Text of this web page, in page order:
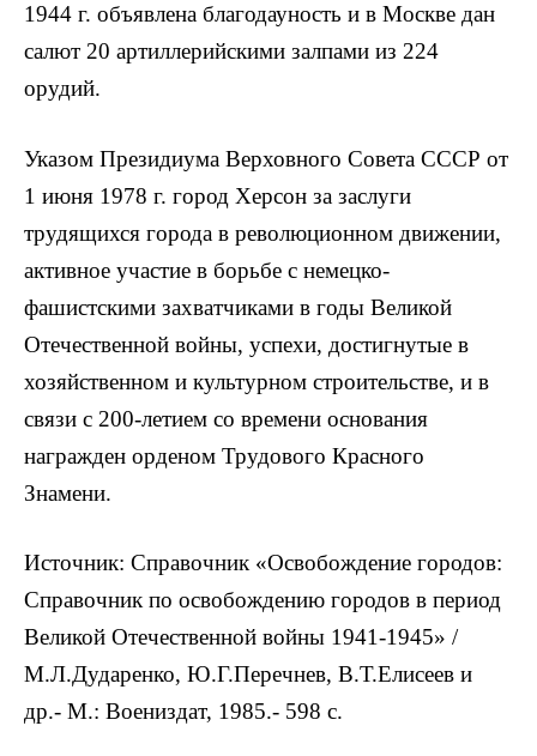
1944 г. объявлена благодауность и в Москве дан
салют 20 артиллерийскими залпами из 224
орудий.
Указом Президиума Верховного Совета СССР от
1 июня 1978 г. город Херсон за заслуги
трудящихся города в революционном движении,
активное участие в борьбе с немецко-
фашистскими захватчиками в годы Великой
Отечественной войны, успехи, достигнутые в
хозяйственном и культурном строительстве, и в
связи с 200-летием со времени основания
награжден орденом Трудового Красного
Знамени.
Источник: Справочник «Освобождение городов:
Справочник по освобождению городов в период
Великой Отечественной войны 1941-1945» /
М.Л.Дударенко, Ю.Г.Перечнев, В.Т.Елисеев и
др.- М.: Воениздат, 1985.- 598 с.